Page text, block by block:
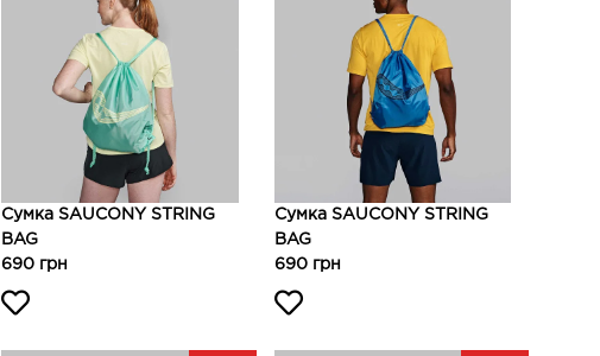
Сумка SAUCONY STRING
BAG
690 грн
Сумка SAUCONY STRING
BAG
690 грн